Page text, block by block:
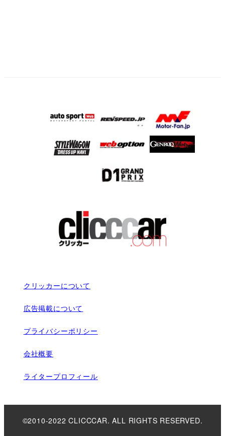
クリッカーについて
広告掲載について
プライバシーポリシー
会社概要
ライタープロフィール
©2010-2022 CLICCCAR. ALL RIGHTS RESERVED.